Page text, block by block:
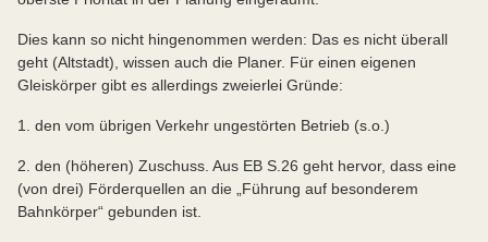
Dies kann so nicht hingenommen werden: Das es nicht überall
geht (Altstadt), wissen auch die Planer. Für einen eigenen
Gleiskörper gibt es allerdings zweierlei Gründe:
1. den vom übrigen Verkehr ungestörten Betrieb (s.o.)
2. den (höheren) Zuschuss. Aus EB S.26 geht hervor, dass eine
(von drei) Förderquellen an die „Führung auf besonderem
Bahnkörper“ gebunden ist.